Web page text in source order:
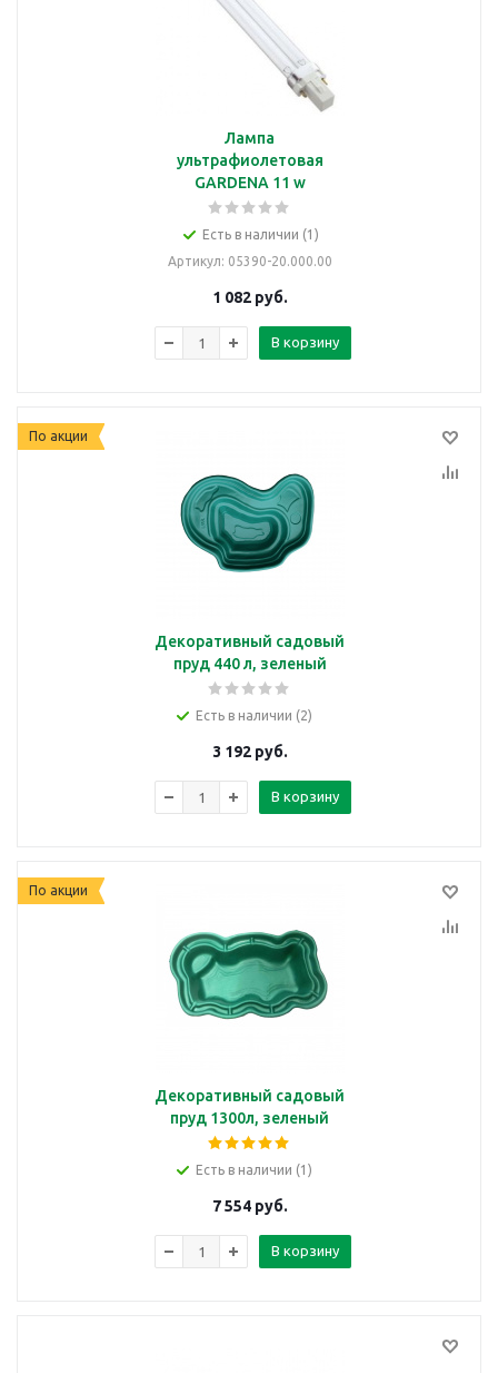
Лампа
ультрафиолетовая
GARDENA 11 w
Есть в наличии (1)
Артикул: 05390-20.000.00
1 082руб.
В корзину
По акции
Декоративный садовый
пруд 440 л, зеленый
Есть в наличии (2)
3 192руб.
В корзину
По акции
Декоративный садовый
пруд 1300л, зеленый
Есть в наличии (1)
7 554руб.
В корзину